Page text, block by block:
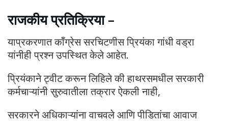
राजकीय प्रतिक्रिया –
याप्रकरणात कॉंग्रेस सरचिटणीस प्रियंका गांधी वड्रा
यांनीही प्रश्न उपस्थित केले आहेत.
प्रियंकाने ट्वीट करून लिहिले की हाथरसमधील सरकारी
कर्मचाऱ्यांनी सुरुवातीला तक्रार ऐकली नाही,
सरकारने अधिकाऱ्यांना वाचवले आणि पीडितांचा आवाज